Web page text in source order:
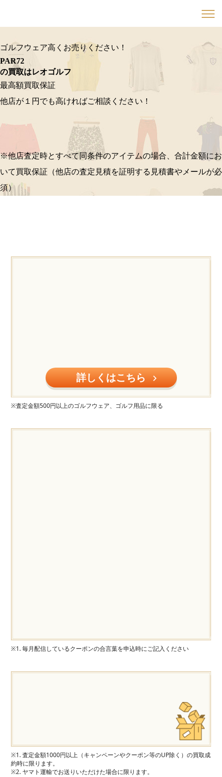
ゴルフウェア高くお売りください！
PAR72
の買取はレオゴルフ
最高額買取保証
他店が１円でも高ければご相談ください！
※他店査定時とすべて同条件のアイテムの場合、合計金額にお
いて買取保証（他店の査定見積を証明する見積書やメールが必
須）
詳しくはこちら
※査定金額500円以上のゴルフウェア、ゴルフ用品に限る
※1. 毎月配信しているクーポンの合言葉を申込時にご記入ください
※1. 査定金額1000円以上（キャンペーンやクーポン等のUP除く）の買取成
約時に限ります。
※2. ヤマト運輸でお送りいただけた場合に限ります。